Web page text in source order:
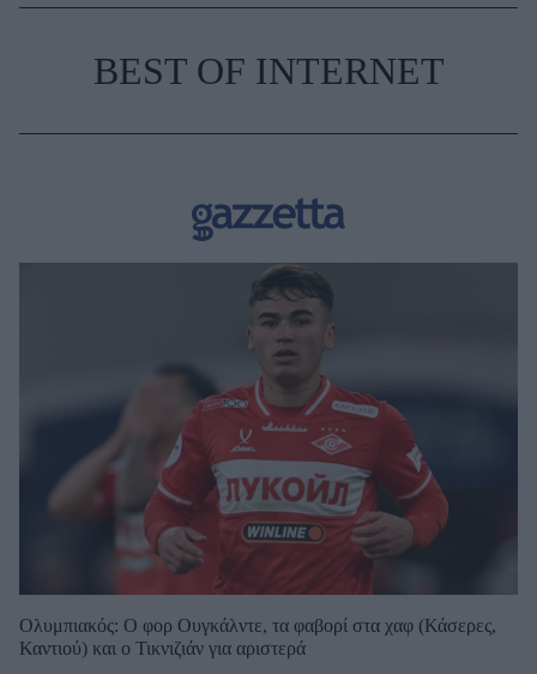
BEST OF INTERNET
Ολυμπιακός: Ο φορ Ουγκάλντε, τα φαβορί στα χαφ (Κάσερες,
Καντιού) και ο Τικνιζιάν για αριστερά